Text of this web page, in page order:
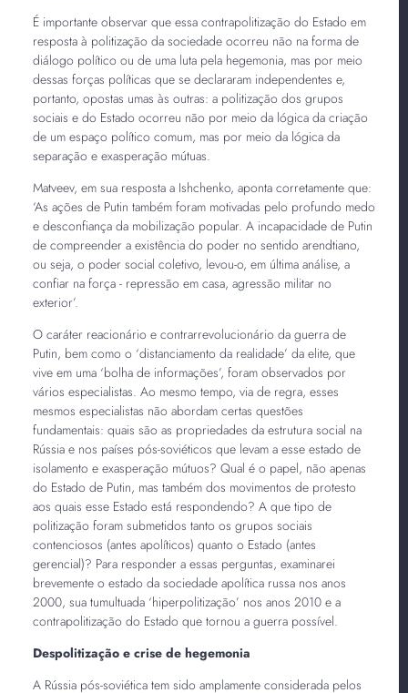
É importante observar que essa contrapolitização do Estado em
resposta à politização da sociedade ocorreu não na forma de
diálogo político ou de uma luta pela hegemonia, mas por meio
dessas forças políticas que se declararam independentes e,
portanto, opostas umas às outras: a politização dos grupos
sociais e do Estado ocorreu não por meio da lógica da criação
de um espaço político comum, mas por meio da lógica da
separação e exasperação mútuas.
Matveev, em sua resposta a Ishchenko, aponta corretamente que:
‘As ações de Putin também foram motivadas pelo profundo medo
e desconfiança da mobilização popular. A incapacidade de Putin
de compreender a existência do poder no sentido arendtiano,
ou seja, o poder social coletivo, levou-o, em última análise, a
confiar na força - repressão em casa, agressão militar no
exterior’.
O caráter reacionário e contrarrevolucionário da guerra de
Putin, bem como o ‘distanciamento da realidade’ da elite, que
vive em uma ‘bolha de informações’, foram observados por
vários especialistas. Ao mesmo tempo, via de regra, esses
mesmos especialistas não abordam certas questões
fundamentais: quais são as propriedades da estrutura social na
Rússia e nos países pós-soviéticos que levam a esse estado de
isolamento e exasperação mútuos? Qual é o papel, não apenas
do Estado de Putin, mas também dos movimentos de protesto
aos quais esse Estado está respondendo? A que tipo de
politização foram submetidos tanto os grupos sociais
contenciosos (antes apolíticos) quanto o Estado (antes
gerencial)? Para responder a essas perguntas, examinarei
brevemente o estado da sociedade apolítica russa nos anos
2000, sua tumultuada ‘hiperpolitização’ nos anos 2010 e a
contrapolitização do Estado que tornou a guerra possível.
Despolitização e crise de hegemonia
A Rússia pós-soviética tem sido amplamente considerada pelos